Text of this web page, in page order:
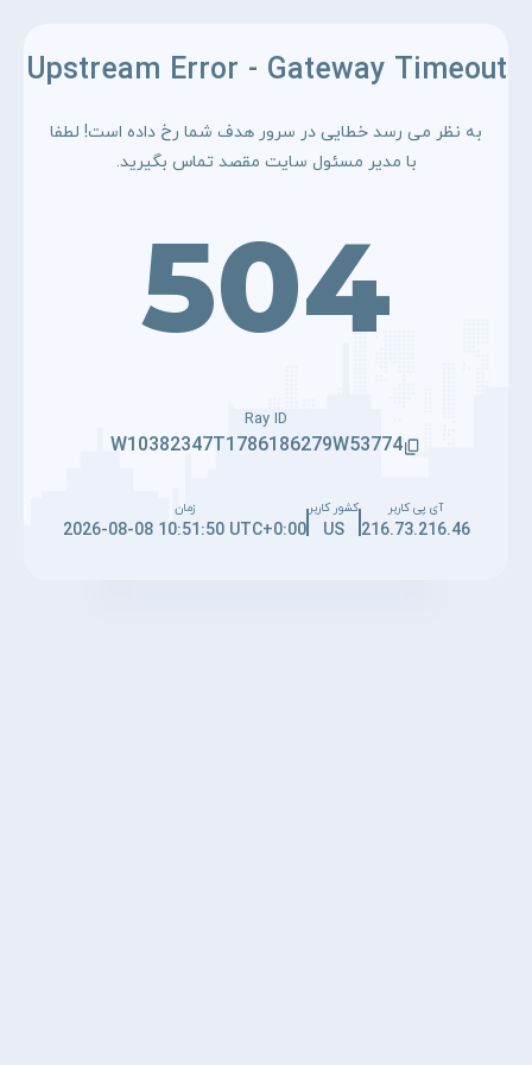
Upstream Error - Gateway Timeout
به نظر می رسد خطایی در سرور هدف شما رخ داده است! لطفا
با مدیر مسئول سایت مقصد تماس بگیرید.
504
Ray ID
W10382347T1786186279W53774
آی پی کاربر
216.73.216.46
کشور کاربر
US
زمان
2026-08-08 10:51:50 UTC+0:00